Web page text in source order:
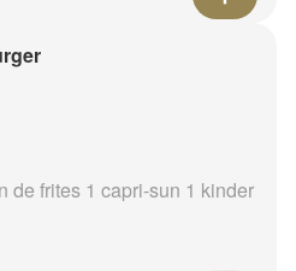
de frites 1 capri-sun 1 kinder